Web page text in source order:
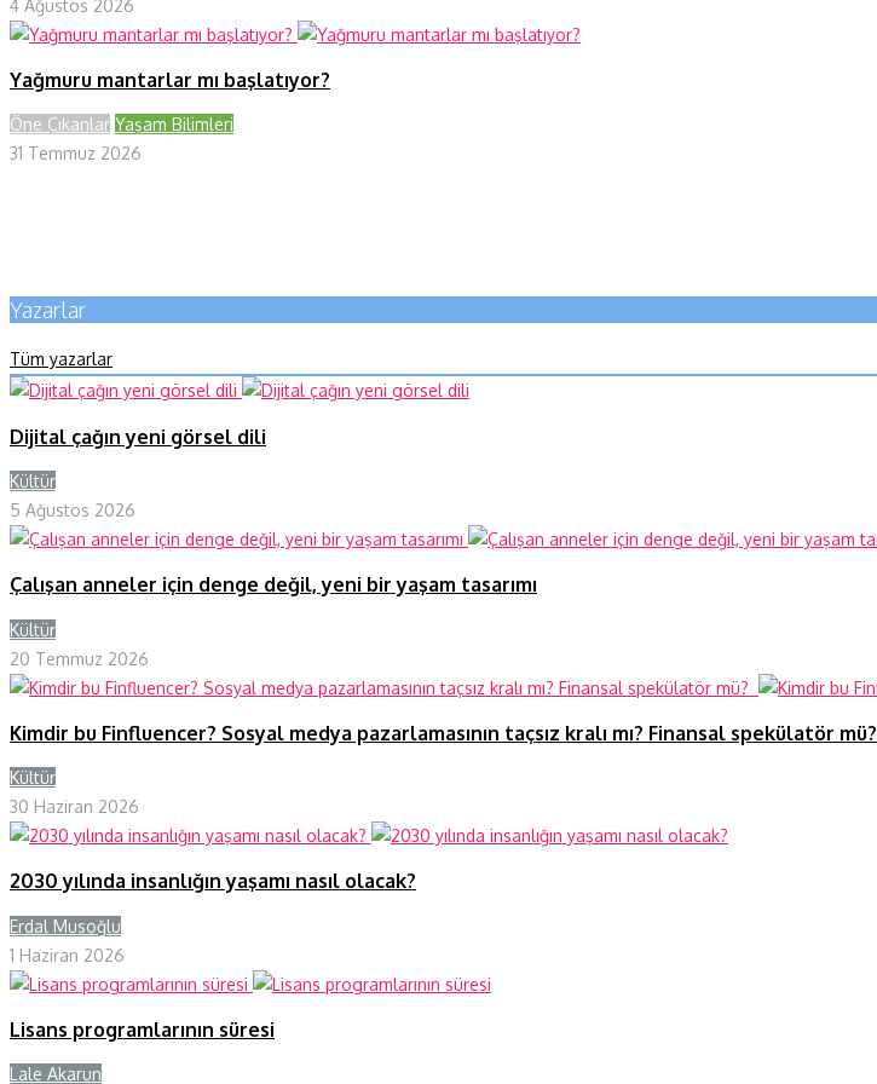
4 Ağustos 2026
Yağmuru mantarlar mı başlatıyor?
Öne Çıkanlar Yaşam Bilimleri
31 Temmuz 2026
Yazarlar
Tüm yazarlar
Dijital çağın yeni görsel dili
Kültür
5 Ağustos 2026
Çalışan anneler için denge değil, yeni bir yaşam tasarımı
Kültür
20 Temmuz 2026
Kimdir bu Finfluencer? Sosyal medya pazarlamasının taçsız kralı mı? Finansal spekülatör mü?
Kültür
30 Haziran 2026
2030 yılında insanlığın yaşamı nasıl olacak?
Erdal Musoğlu
1 Haziran 2026
Lisans programlarının süresi
Lale Akarun